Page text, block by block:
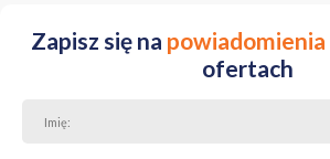
Zapisz się na powiadomienia
ofertach